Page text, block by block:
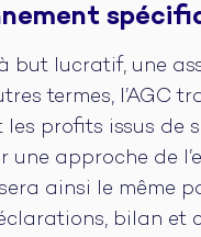
but lucratif, une
termes, l’AGC
profits issus de
approche de
ainsi le même
bilan et